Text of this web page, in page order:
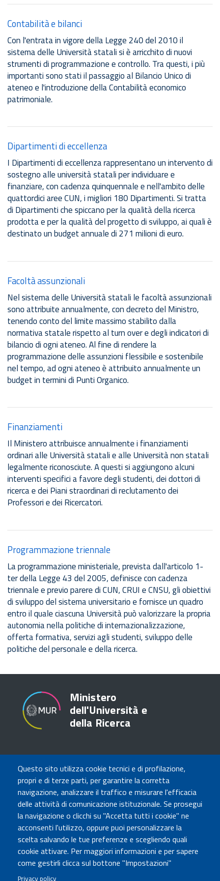
Questo sito utilizza cookie tecnici e di profilazione,
propri e di terze parti, per garantire la corretta
navigazione, analizzare il traffico e misurare l'efficacia
delle attività di comunicazione istituzionale. Se prosegui
la navigazione o clicchi su "Accetta tutti i cookie" ne
acconsenti l'utilizzo, oppure puoi personalizzare la
scelta salvando le tue preferenze e scegliendo quali
cookie attivare. Per maggiori informazioni e per sapere
come gestirli clicca sul bottone "Impostazioni"
Privacy policy
Contabilità e bilanci
Con l'entrata in vigore della Legge 240 del 2010 il
sistema delle Università statali si è arricchito di nuovi
strumenti di programmazione e controllo. Tra questi, i più
importanti sono stati il passaggio al Bilancio Unico di
ateneo e l'introduzione della Contabilità economico
patrimoniale.
Dipartimenti di eccellenza
I Dipartimenti di eccellenza rappresentano un intervento di
sostegno alle università statali per individuare e
finanziare, con cadenza quinquennale e nell'ambito delle
quattordici aree CUN, i migliori 180 Dipartimenti. Si tratta
di Dipartimenti che spiccano per la qualità della ricerca
prodotta e per la qualità del progetto di sviluppo, ai quali è
destinato un budget annuale di 271 milioni di euro.
Facoltà assunzionali
Nel sistema delle Università statali le facoltà assunzionali
sono attribuite annualmente, con decreto del Ministro,
tenendo conto del limite massimo stabilito dalla
normativa statale rispetto al turn over e degli indicatori di
bilancio di ogni ateneo. Al fine di rendere la
programmazione delle assunzioni flessibile e sostenibile
nel tempo, ad ogni ateneo è attribuito annualmente un
budget in termini di Punti Organico.
Finanziamenti
Il Ministero attribuisce annualmente i finanziamenti
ordinari alle Università statali e alle Università non statali
legalmente riconosciute. A questi si aggiungono alcuni
interventi specifici a favore degli studenti, dei dottori di
ricerca e dei Piani straordinari di reclutamento dei
Professori e dei Ricercatori.
Programmazione triennale
La programmazione ministeriale, prevista dall'articolo 1-
ter della Legge 43 del 2005, definisce con cadenza
triennale e previo parere di CUN, CRUI e CNSU, gli obiettivi
di sviluppo del sistema universitario e fornisce un quadro
entro il quale ciascuna Università può valorizzare la propria
autonomia nella politiche di internazionalizzazione,
offerta formativa, servizi agli studenti, sviluppo delle
politiche del personale e della ricerca.
Ministero
dell'Università e
della Ricerca
TRASPARENZA
Amministrazione Trasparente
Atti di notifica
Albo online
Concorsi
COMUNICA CON NOI
Urp
Posta elettronica certificata